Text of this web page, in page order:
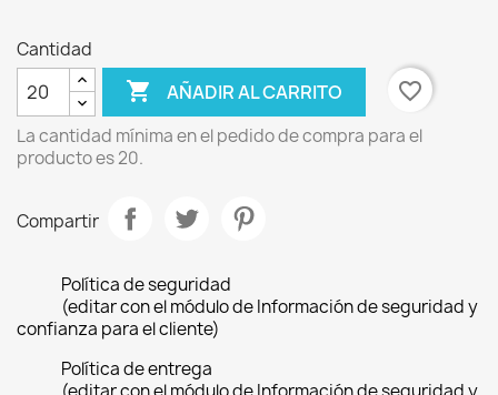
Cantidad
 AÑADIR AL CARRITO favorite_border
La cantidad mínima en el pedido de compra para el
producto es 20.
Compartir
Política de seguridad
(editar con el módulo de Información de seguridad y
confianza para el cliente)
Política de entrega